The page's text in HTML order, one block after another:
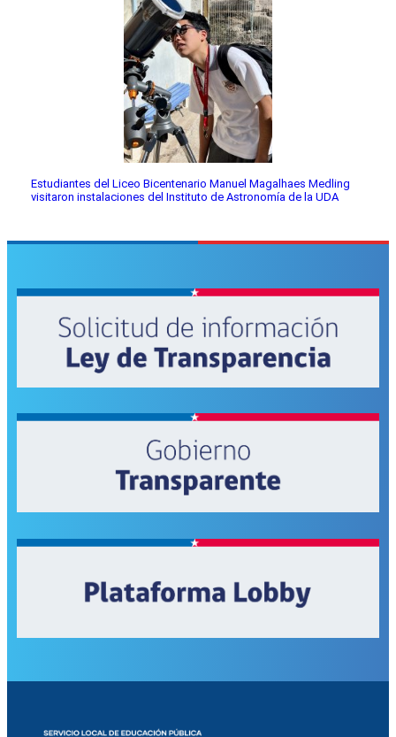
Estudiantes del Liceo Bicentenario Manuel Magalhaes Medling
visitaron instalaciones del Instituto de Astronomía de la UDA